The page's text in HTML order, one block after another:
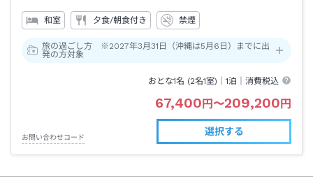
和室 夕食/朝食付き 禁煙
旅の過ごし方 ※2027年3月31日（沖縄は5月6日）までに出
発の方対象
おとな1名 (2名1室)｜1泊 ｜消費税込
67,400円〜209,200円
お問い合わせコード
選択する